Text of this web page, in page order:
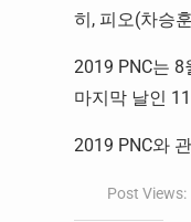
히, 피오(차승
2019 PNC는
마지막 날인
2019 PNC와
Post Views: